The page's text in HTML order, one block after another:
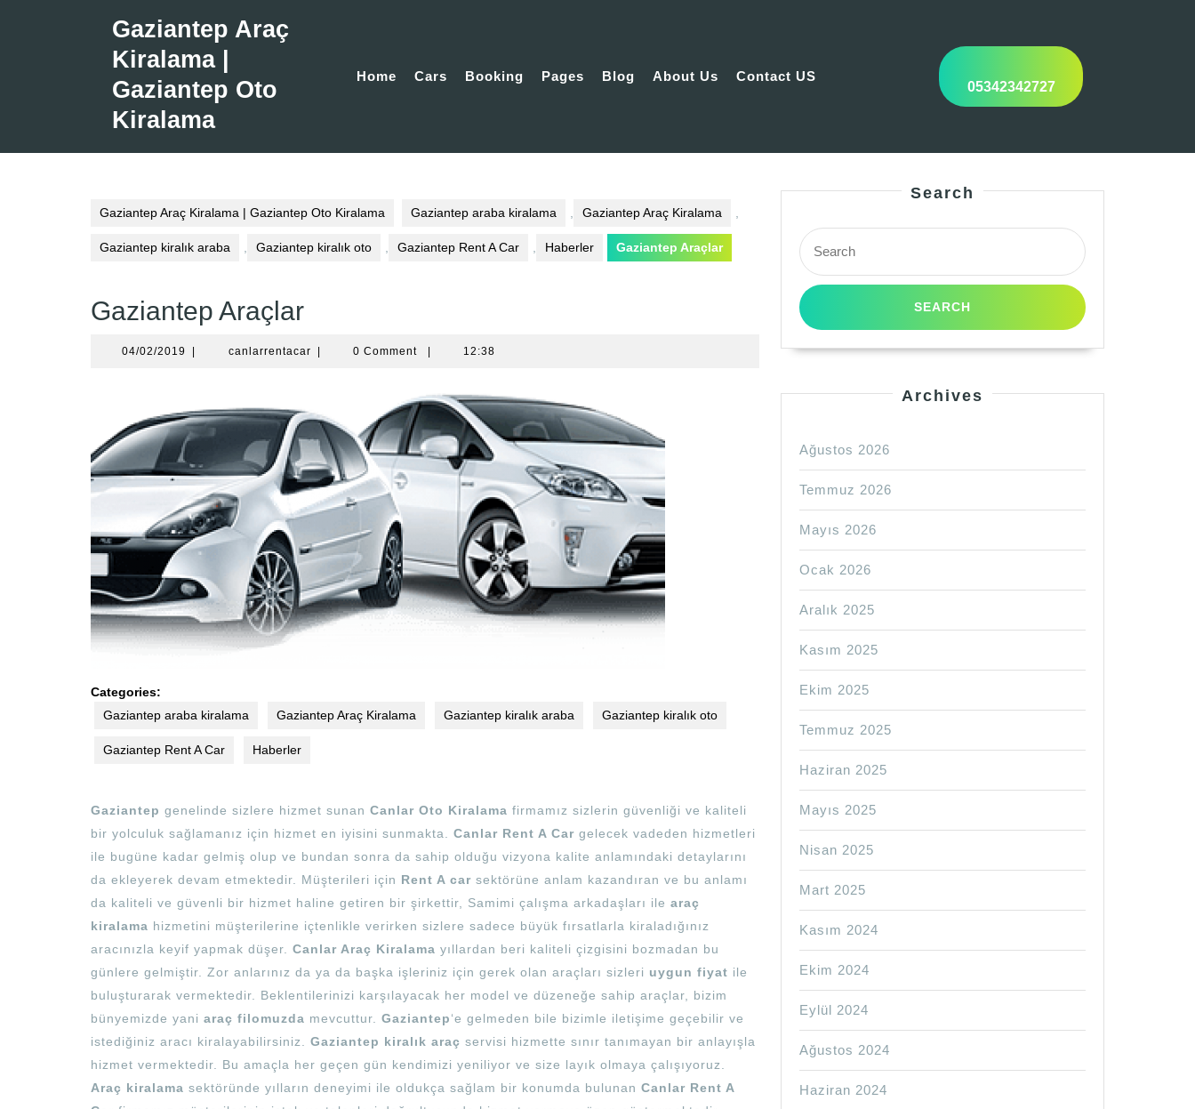
Gaziantep Araç
Kiralama |
Gaziantep Oto
Kiralama
Home Cars Booking Pages Blog About Us Contact US
05342342727
Gaziantep Araç Kiralama | Gaziantep Oto Kiralama Gaziantep araba kiralama Gaziantep Araç Kiralama
Gaziantep kiralık araba Gaziantep kiralık oto Gaziantep Rent A Car Haberler Gaziantep Araçlar
Gaziantep Araçlar
04/02/2019 04/02/2019canlarrentacarcanlarrentacar
0 Comment 12:38
Categories:
Gaziantep araba kiralama
Gaziantep Araç Kiralama Gaziantep kiralık araba Gaziantep kiralık oto
Gaziantep Rent A Car Haberler
Gaziantep genelinde sizlere hizmet sunan Canlar Oto Kiralama firmamız sizlerin güvenliği ve kaliteli
bir yolculuk sağlamanız için hizmet en iyisini sunmakta. Canlar Rent A Car gelecek vadeden hizmetleri
ile bugüne kadar gelmiş olup ve bundan sonra da sahip olduğu vizyona kalite anlamındaki detaylarını
da ekleyerek devam etmektedir. Müşterileri için Rent A car sektörüne anlam kazandıran ve bu anlamı
da kaliteli ve güvenli bir hizmet haline getiren bir şirkettir, Samimi çalışma arkadaşları ile araç
kiralama hizmetini müşterilerine içtenlikle verirken sizlere sadece büyük fırsatlarla kiraladığınız
aracınızla keyif yapmak düşer. Canlar Araç Kiralama yıllardan beri kaliteli çizgisini bozmadan bu
günlere gelmiştir. Zor anlarınız da ya da başka işleriniz için gerek olan araçları sizleri uygun fiyat ile
buluşturarak vermektedir. Beklentilerinizi karşılayacak her model ve düzeneğe sahip araçlar, bizim
bünyemizde yani araç filomuzda mevcuttur. Gaziantep‘e gelmeden bile bizimle iletişime geçebilir ve
istediğiniz aracı kiralayabilirsiniz. Gaziantep kiralık araç servisi hizmette sınır tanımayan bir anlayışla
hizmet vermektedir. Bu amaçla her geçen gün kendimizi yeniliyor ve size layık olmaya çalışıyoruz.
Araç kiralama sektöründe yılların deneyimi ile oldukça sağlam bir konumda bulunan Canlar Rent A
Search
Search
for:
Archives
Ağustos 2026
Temmuz 2026
Mayıs 2026
Ocak 2026
Aralık 2025
Kasım 2025
Ekim 2025
Temmuz 2025
Haziran 2025
Mayıs 2025
Nisan 2025
Mart 2025
Kasım 2024
Ekim 2024
Eylül 2024
Ağustos 2024
Haziran 2024